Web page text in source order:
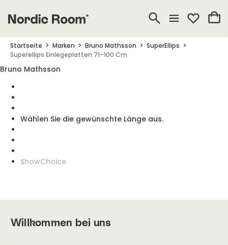
Startseite Marken Bruno Mathsson
SuperEllips
Superellips Einlegeplatten 71–100 Cm
Bruno Mathsson
Wählen Sie die gewünschte Länge aus.
ShowChoice
Willkommen bei uns